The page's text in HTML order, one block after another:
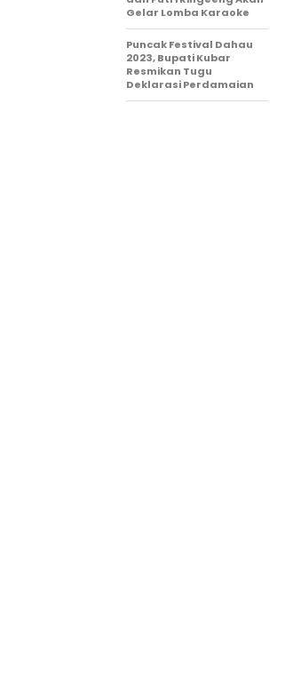
Gelar Lomba Karaoke
Puncak Festival Dahau
2023, Bupati Kubar
Resmikan Tugu
Deklarasi Perdamaian